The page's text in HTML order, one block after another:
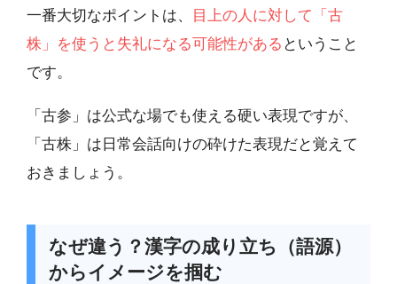
一番大切なポイントは、
目上の人に対して「古
株」を使うと失礼になる可能性がある ということ
です。
「古参」は公式な場でも使える硬い表現ですが、
「古株」は日常会話向けの砕けた表現だと覚えて
おきましょう。
なぜ違う？漢字の成り立ち（語源）
からイメージを掴む